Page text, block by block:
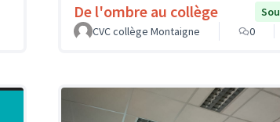
De l'ombre au collège
CVC collège Montaigne
0